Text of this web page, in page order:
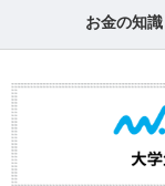
お金の知識